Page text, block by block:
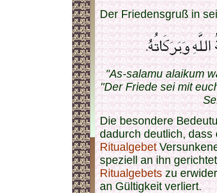
Der Friedensgruß in
"As-salamu alaikum
"Der Friede sei mit
Die besondere
dadurch deutlich, dass
Ritualgebet
speziell an ihn
Ritualgebetszu
an Gültigkeit verliert.